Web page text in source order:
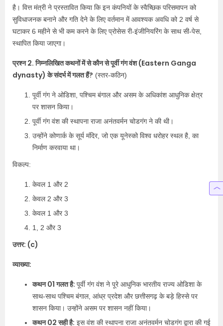
है। वित्त मंत्री ने प्रस्तावित किया कि इन कंपनियों के स्वैच्छिक परिसमापन को
सुविधाजनक बनाने और गति देने के लिए वर्तमान में आवश्यक अवधि को 2 वर्ष से
घटाकर 6 महीने से भी कम करने के लिए प्रोसेस री-इंजीनियरिंग के साथ सी-पेस,
स्थापित किया जाएगा।
प्रश्न 2. निम्नलिखित कथनों में से कौन से पूर्वी गंग वंश (Eastern Ganga
dynasty) के संदर्भ में गलत हैं? (स्तर-कठिन)
पूर्वी गंग ने ओडिशा, पश्चिम बंगाल और असम के अधिकांश आधुनिक क्षेत्र
पर शासन किया।
पूर्वी गंग वंश की स्थापना राजा अनंतवर्मन चोडगंग ने की थी।
उन्होंने कोणार्क के सूर्य मंदिर, जो एक यूनेस्को विश्व धरोहर स्थल है, का
निर्माण करवाया था।
विकल्प:
केवल 1 और 2
केवल 2 और 3
केवल 1 और 3
1, 2 और 3
उत्तर: (c)
व्याख्या:
कथन 01 गलत है: पूर्वी गंग वंश ने पूरे आधुनिक भारतीय राज्य ओडिशा के
साथ-साथ पश्चिम बंगाल, आंध्र प्रदेश और छत्तीसगढ़ के बड़े हिस्से पर
शासन किया। उन्होंने असम पर शासन नहीं किया।
कथन 02 सही है: इस वंश की स्थापना राजा अनंतवर्मन चोडगंग द्वारा की गई